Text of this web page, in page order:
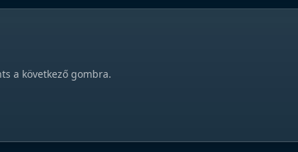
a következő gombra.